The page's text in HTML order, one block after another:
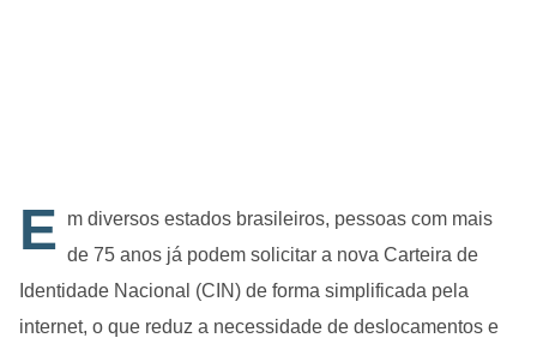
E m diversos estados brasileiros, pessoas com mais
de 75 anos já podem solicitar a nova Carteira de
Identidade Nacional (CIN) de forma simplificada pela
internet, o que reduz a necessidade de deslocamentos e